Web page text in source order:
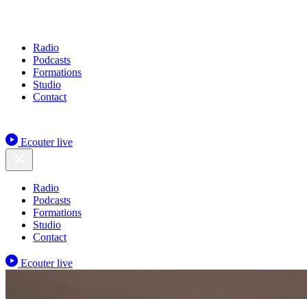
Radio
Podcasts
Formations
Studio
Contact
Ecouter live
Radio
Podcasts
Formations
Studio
Contact
Ecouter live